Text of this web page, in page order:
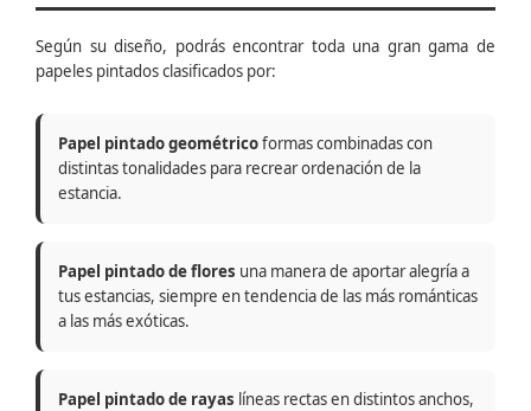
Según su diseño, podrás encontrar toda una gran gama de
papeles pintados clasificados por:
Papel pintado geométricoformas combinadas con
distintas tonalidades para recrear ordenación de la
estancia.
Papel pintado de flores una manera de aportar alegría a
tus estancias, siempre en tendencia de las más románticas
a las más exóticas.
Papel pintado de rayas líneas rectas en distintos anchos,